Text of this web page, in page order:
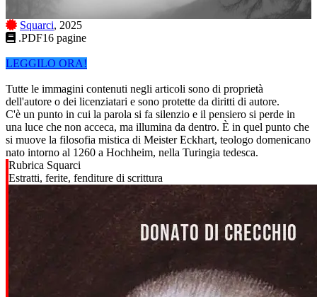
Squarci, 2025
.PDF16 pagine
LEGGILO ORA!
Tutte le immagini contenuti negli articoli sono di proprietà
dell'autore o dei licenziatari e sono protette da diritti di autore.
C'è un punto in cui la parola si fa silenzio e il pensiero si perde in
una luce che non acceca, ma illumina da dentro. È in quel punto che
si muove la filosofia mistica di Meister Eckhart, teologo domenicano
nato intorno al 1260 a Hochheim, nella Turingia tedesca.
Rubrica Squarci
Estratti, ferite, fenditure di scrittura